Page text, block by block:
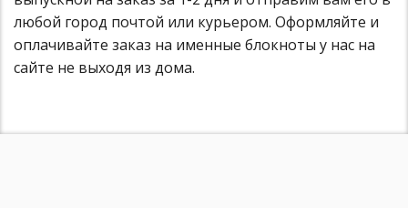
любой город почтой или курьером. Оформляйте и
оплачивайте заказ на именные блокноты у нас на
сайте не выходя из дома.